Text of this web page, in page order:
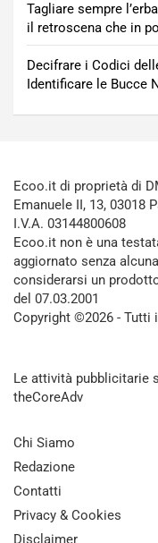
Tagliare sempre
il retroscena che in
Decifrare i Codici
Identificare le Bucce
Ecoo.it di proprietà di
Emanuele II, 13, 03018
I.V.A. 03144800608
Ecoo.it non è una
aggiornato senza
considerarsi un
del 07.03.2001
Copyright ©2026 - Tutti
Le attività pubblicitarie
theCoreAdv
Chi Siamo
Redazione
Contatti
Privacy & Cookies